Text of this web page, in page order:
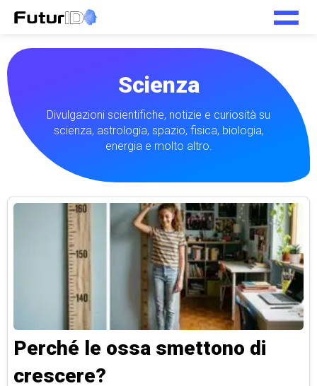
Scienza
Divulgazioni scientifiche, notizie e curiosità su
scienza, astrologia, spazio, fisica, biologia,
energia e molto altro.
Perché le ossa smettono di
crescere?